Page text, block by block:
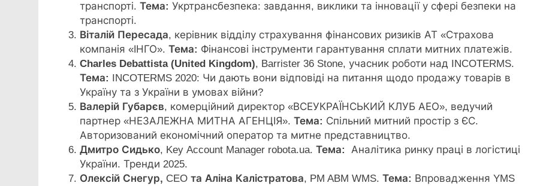
транспорті. Тема: Укртрансбезпека: завдання, виклики та інновації у сфері безпеки на
транспорті.
Віталій Пересада, керівник відділу страхування фінансових ризиків АТ «Страхова
компанія «ІНГО». Тема: Фінансові інструменти гарантування сплати митних платежів.
Charles Debattista(United Kingdom), Barrister 36 Stone, учасник роботи над INCOTERMS.
Тема: INCOTERMS 2020: Чи дають вони відповіді на питання щодо продажу товарів в
Україну та з України в умовах війни?
Валерій Губарєв, комерційний директор «ВСЕУКРАЇНСЬКИЙ КЛУБ АЕО», ведучий
партнер «НЕЗАЛЕЖНА МИТНА АГЕНЦІЯ». Тема: Спільний митний простір з ЄС.
Авторизований економічний оператор та митне представництво.
Дмитро Сидько, Key Account Manager robota.ua. Тема: Аналітика ринку праці в логістиці
України. Тренди 2025.
Олексій Снегур, CEOта Аліна Калістратова, PM ABM WMS. Тема: Впровадження YMS